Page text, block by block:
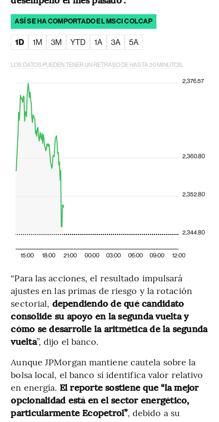
ASÍ SE HA COMPORTADO EL MSCI COLCAP
1D 1M 3M YTD 1A 3A 5A
LOS DATOS PUEDEN TENER UN RETRASO DE HASTA 20 MINUTOS.
15:00 18:00 21:00 00:00 03:00 06:00 09:00 12:00
2,344.80
2,352.80
2,360.80
2,376.57
“Para las acciones, el resultado impulsará
ajustes en las primas de riesgo y la rotación
sectorial, dependiendo de qué candidato
consolide su apoyo en la segunda vuelta y
cómo se desarrolle la aritmética de la segunda
vuelta”, dijo el banco.
Aunque JPMorgan mantiene cautela sobre la
bolsa local, el banco sí identifica valor relativo
en energía. El reporte sostiene que “la mejor
opcionalidad está en el sector energético,
particularmente Ecopetrol”, debido a su